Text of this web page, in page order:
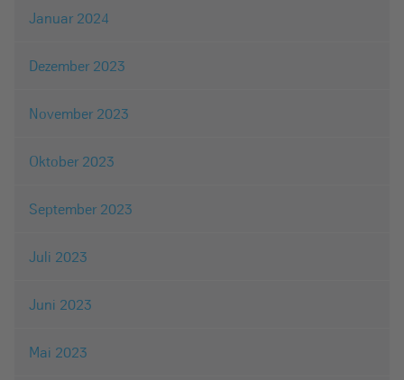
Januar 2024
Dezember 2023
November 2023
Oktober 2023
September 2023
Juli 2023
Juni 2023
Mai 2023